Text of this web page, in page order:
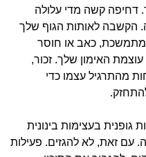
דחיפה קשה מדי עלולה
הקשבה לאותות הגוף שלך
מתמשכת, כאב או חוסר
האימון שלך. זכור,
מהתרגיל עצמו כדי
של פעילות גופנית בעצימות בינונית
עם זאת, לא להגזים. פעילות